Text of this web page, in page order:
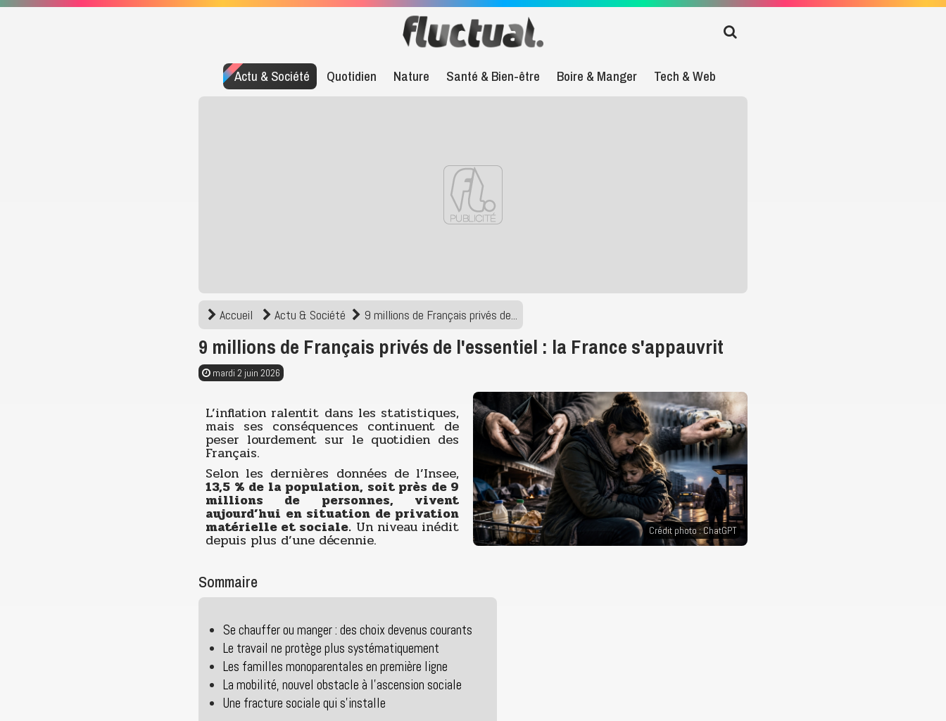
Actu & Société Quotidien Nature Santé & Bien-être Boire & Manger Tech & Web
Accueil Actu & Société 9 millions de Français privés de...
9 millions de Français privés de l'essentiel : la France s'appauvrit
mardi 2 juin 2026
Crédit photo : ChatGPT
L’inflation ralentit dans les statistiques,
mais ses conséquences continuent de
peser lourdement sur le quotidien des
Français.
Selon les dernières données de l’Insee,
13,5 % de la population, soit près de 9
millions de personnes, vivent
aujourd’hui en situation de privation
matérielle et sociale. Un niveau inédit
depuis plus d’une décennie.
Sommaire
Se chauffer ou manger : des choix devenus courants
Le travail ne protège plus systématiquement
Les familles monoparentales en première ligne
La mobilité, nouvel obstacle à l’ascension sociale
Une fracture sociale qui s’installe